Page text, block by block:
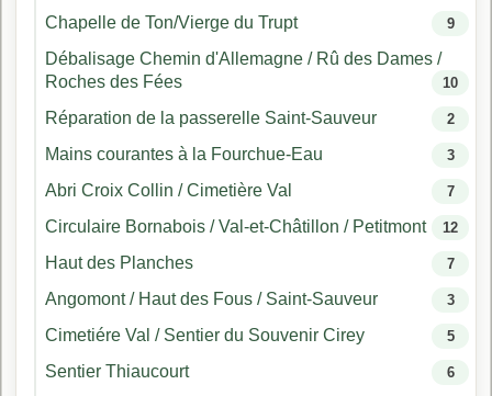
Chapelle de Ton/Vierge du Trupt 9
Débalisage Chemin d'Allemagne / Rû des Dames /
Roches des Fées
10
Réparation de la passerelle Saint-Sauveur 2
Mains courantes à la Fourchue-Eau 3
Abri Croix Collin / Cimetière Val 7
Circulaire Bornabois / Val-et-Châtillon / Petitmont 12
Haut des Planches 7
Angomont / Haut des Fous / Saint-Sauveur 3
Cimetiére Val / Sentier du Souvenir Cirey 5
Sentier Thiaucourt 6